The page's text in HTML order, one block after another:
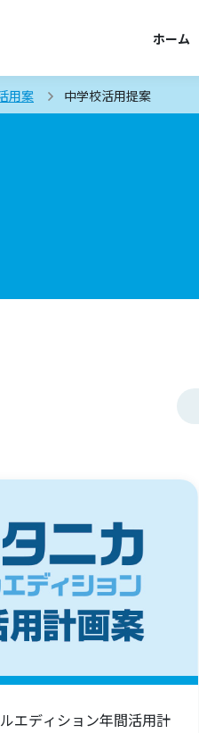
ホーム
用案 中学校活用提案
エディション年間活用計